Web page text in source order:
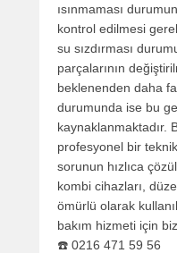
ısınmaması
kontrol edilmesi
su sızdırması
parçalarının
beklenenden daha
durumunda ise bu
kaynaklanmaktadır.
profesyonel bir
sorunun hızlıca
kombi cihazları,
ömürlü olarak
bakım hizmeti için
☎️ 0216 471 59 56